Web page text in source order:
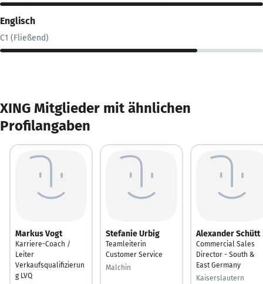
Englisch
C1 (Fließend)
XING Mitglieder mit ähnlichen
Profilangaben
Markus Vogt
Karriere-Coach /
Leiter
Verkaufsqualifizierun
g LVQ
Stefanie Urbig
Teamleiterin
Customer Service
Malchin
Alexander Schütt
Commercial Sales
Director - South &
East Germany
Kaiserslautern